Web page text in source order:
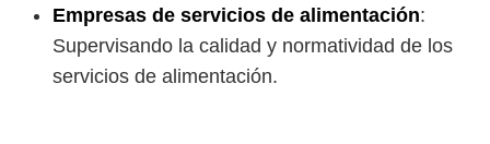
Empresas de servicios de alimentación:
Supervisando la calidad y normatividad de los
servicios de alimentación.